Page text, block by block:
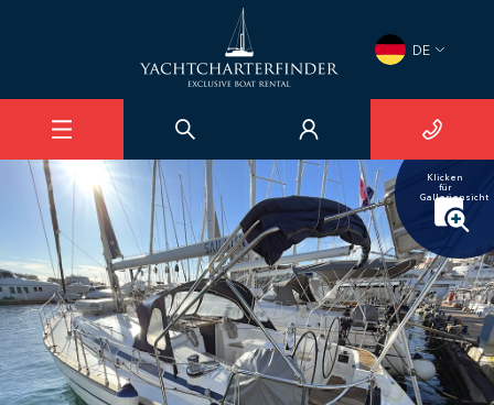
DE
Klicken
für
Galleriensicht
Bavaria 44